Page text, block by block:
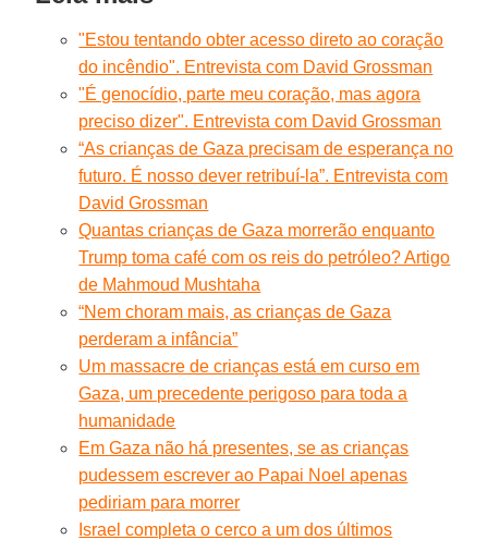
"Estou tentando obter acesso direto ao coração
do incêndio". Entrevista com David Grossman
"É genocídio, parte meu coração, mas agora
preciso dizer". Entrevista com David Grossman
“As crianças de Gaza precisam de esperança no
futuro. É nosso dever retribuí-la”. Entrevista com
David Grossman
Quantas crianças de Gaza morrerão enquanto
Trump toma café com os reis do petróleo? Artigo
de Mahmoud Mushtaha
“Nem choram mais, as crianças de Gaza
perderam a infância”
Um massacre de crianças está em curso em
Gaza, um precedente perigoso para toda a
humanidade
Em Gaza não há presentes, se as crianças
pudessem escrever ao Papai Noel apenas
pediriam para morrer
Israel completa o cerco a um dos últimos